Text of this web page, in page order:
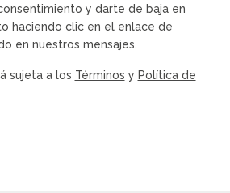
y darte de baja en
haciendo clic en el enlace de
en nuestros mensajes.
sujeta a los Términos y Política de